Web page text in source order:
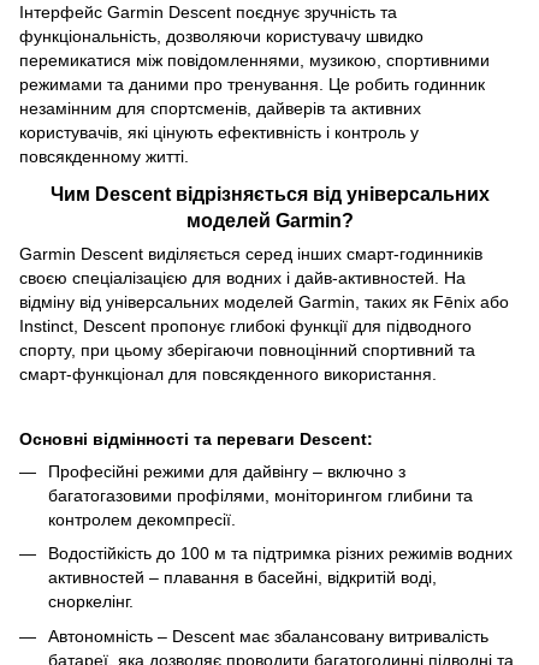
Інтерфейс Garmin Descent поєднує зручність та
функціональність, дозволяючи користувачу швидко
перемикатися між повідомленнями, музикою, спортивними
режимами та даними про тренування. Це робить годинник
незамінним для спортсменів, дайверів та активних
користувачів, які цінують ефективність і контроль у
повсякденному житті.
Чим Descent відрізняється від універсальних
моделей Garmin?
Garmin Descent виділяється серед інших смарт‑годинників
своєю спеціалізацією для водних і дайв‑активностей. На
відміну від універсальних моделей Garmin, таких як Fēnix або
Instinct, Descent пропонує глибокі функції для підводного
спорту, при цьому зберігаючи повноцінний спортивний та
смарт‑функціонал для повсякденного використання.
Основні відмінності та переваги Descent:
Професійні режими для дайвінгу – включно з
багатогазовими профілями, моніторингом глибини та
контролем декомпресії.
Водостійкість до 100 м та підтримка різних режимів водних
активностей – плавання в басейні, відкритій воді,
сноркелінг.
Автономність – Descent має збалансовану витривалість
батареї, яка дозволяє проводити багатогодинні підводні та